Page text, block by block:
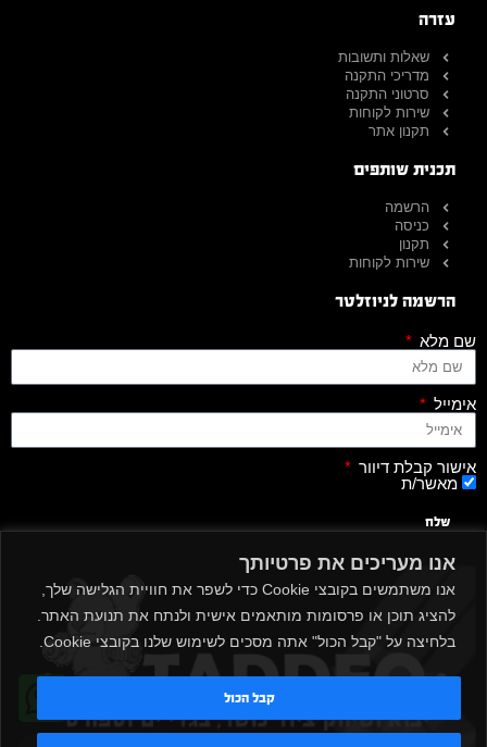
אנו מעריכים את פרטיותך
אנו משתמשים בקובצי Cookie כדי לשפר את חוויית הגלישה שלך,
להציג תוכן או פרסומות מותאמים אישית ולנתח את תנועת האתר.
בלחיצה על "קבל הכול" אתה מסכים לשימוש שלנו בקובצי Cookie.
קבל הכול
עזרה
שאלות ותשובות
מדריכי התקנה
סרטוני התקנה
שירות לקוחות
תקנון אתר
תכנית שותפים
הרשמה
כניסה
תקנון
שירות לקוחות
הרשמה לניוזלטר
שם מלא
אימייל
אישור קבלת דיוור
מאשר/ת
שלח